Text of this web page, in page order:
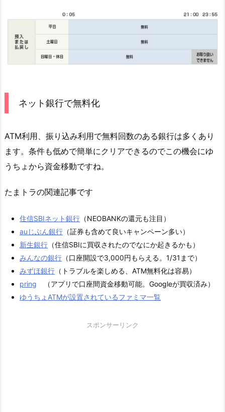
ネット銀行で無料化
ATM利用、振り込み利用で無料回数のある銀行は多くあり
ます。条件も低めで簡単にクリアできるのでこの機会にゆ
うちょから資金移動ですね。
たまトラの関連記事です
住信SBIネット銀行 （NEOBANKの還元も注目）
auじぶん銀行 （証券も含めて良いキャンペーン多い）
新生銀行 （住信SBIに買収されたのでなにか起きるかも）
みんなの銀行 （口座開設で3,000円もらえる。1/31まで）
みずほ銀行 （トラブルを楽しめる、ATM無料化は容易）
pring （アプリで口座間資金移動可能。Googleが買収済み）
ゆうちょATMが設置されているファミマ一覧
スポンサーリンク